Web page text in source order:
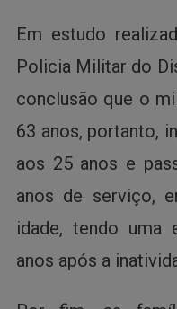
Em estudo
Policia Militar do
conclusão que o
63 anos, portanto,
aos 25 anos e
anos de serviço,
idade, tendo uma
anos após a